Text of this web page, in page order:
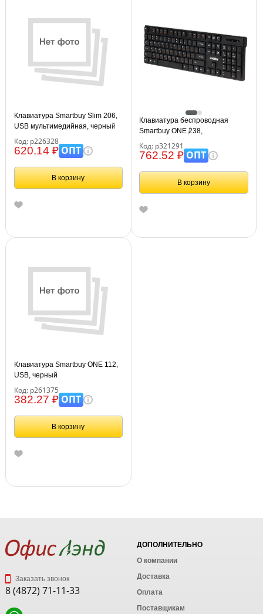
Клавиатура Smartbuy Slim 206,
USB мультимедийная, черный
Код: р226328
620.14 ₽ОПТ
В корзину
Клавиатура беспроводная
Smartbuy ONE 238,
Код: р321291
762.52 ₽ОПТ
В корзину
Клавиатура Smartbuy ONE 112,
USB, черный
Код: р261375
382.27 ₽ОПТ
В корзину
Заказать звонок
8 (4872) 71-11-33
ДОПОЛНИТЕЛЬНО
О компании
Доставка
Оплата
Поставщикам